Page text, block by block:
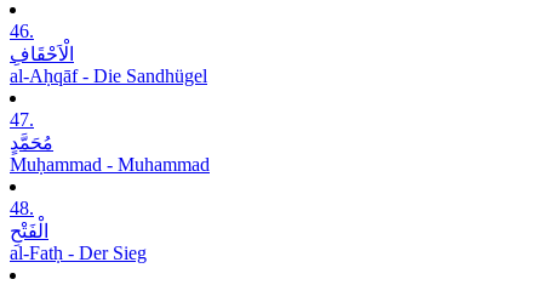
46.
الْاَحْقَافِ
al-Aḥqāf - Die Sandhügel
47.
مُحَمَّدٍ
Muḥammad - Muhammad
48.
الْفَتْحِ
al-Fatḥ - Der Sieg